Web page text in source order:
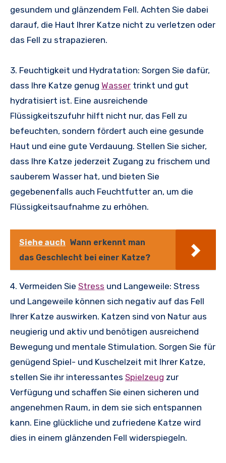
gesundem und glänzendem Fell. Achten Sie dabei
darauf, die Haut Ihrer Katze nicht zu verletzen oder
das Fell zu strapazieren.
3. Feuchtigkeit und Hydratation: Sorgen Sie dafür,
dass Ihre Katze genug Wasser trinkt und gut
hydratisiert ist. Eine ausreichende
Flüssigkeitszufuhr hilft nicht nur, das Fell zu
befeuchten, sondern fördert auch eine gesunde
Haut und eine gute Verdauung. Stellen Sie sicher,
dass Ihre Katze jederzeit Zugang zu frischem und
sauberem Wasser hat, und bieten Sie
gegebenenfalls auch Feuchtfutter an, um die
Flüssigkeitsaufnahme zu erhöhen.
Siehe auch Wann erkennt man
das Geschlecht bei einer Katze?
4. Vermeiden Sie Stress und Langeweile: Stress
und Langeweile können sich negativ auf das Fell
Ihrer Katze auswirken. Katzen sind von Natur aus
neugierig und aktiv und benötigen ausreichend
Bewegung und mentale Stimulation. Sorgen Sie für
genügend Spiel- und Kuschelzeit mit Ihrer Katze,
stellen Sie ihr interessantes Spielzeug zur
Verfügung und schaffen Sie einen sicheren und
angenehmen Raum, in dem sie sich entspannen
kann. Eine glückliche und zufriedene Katze wird
dies in einem glänzenden Fell widerspiegeln.